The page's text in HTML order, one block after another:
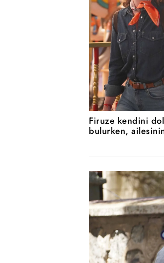
Firuze kendini
bulurken,